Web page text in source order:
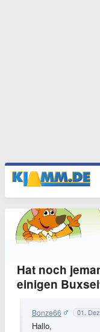
Hat noch
einigen
Bonze66 01.
Hallo,